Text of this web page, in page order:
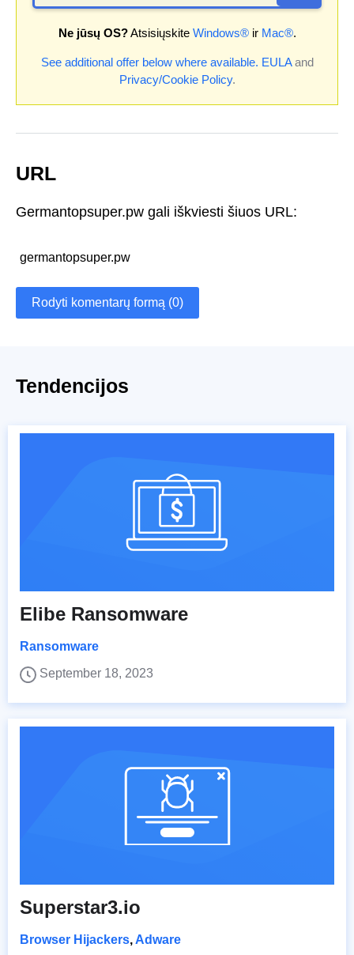
Ne jūsų OS?Atsisiųskite Windows®ir Mac®.
See additional offer below where available. EULAand
Privacy/Cookie Policy.
URL
Germantopsuper.pw gali iškviesti šiuos URL:
germantopsuper.pw
Rodyti komentarų formą (0)
Tendencijos
Elibe Ransomware
Ransomware
September 18, 2023
Superstar3.io
Browser Hijackers, Adware